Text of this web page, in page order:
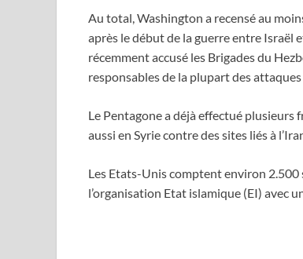
Au total, Washington a recensé au
après le début de la guerre entre Israël
récemment accusé les Brigades du
responsables de la plupart des
Le Pentagone a déjà effectué plusieurs
aussi en Syrie contre des sites liés à
Les Etats-Unis comptent environ
l’organisation Etat islamique (EI) avec